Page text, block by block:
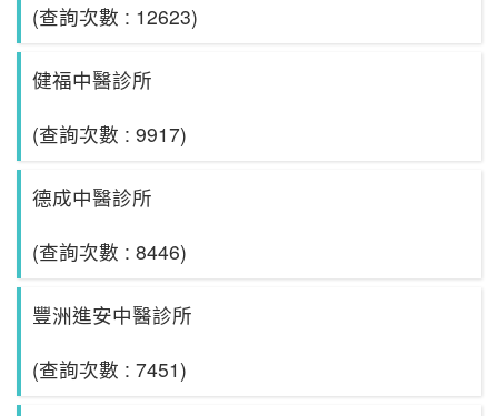
(查詢次數 : 12623)
健福中醫診所
(查詢次數 : 9917)
德成中醫診所
(查詢次數 : 8446)
豐洲進安中醫診所
(查詢次數 : 7451)